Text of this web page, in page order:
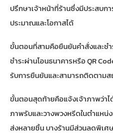
ปรึกษาเจ้าหน้าที่ร้านซึ่งมีประสบก
ประมาณและโอกาสได้
ขั้นตอนที่สามคือยืนยันคำสั่งและช
ชำระผ่านโอนธนาคารหรือ QR
รับการยืนยันและสามารถติดตามส
ขั้นตอนสุดท้ายคือแจ้งเจ้าภาพว่าไ
ภาพรับและวางพวงหรีดในตำแหน่
ส่งหลายชิ้น บางร้านมีส่วนลดพิเศ